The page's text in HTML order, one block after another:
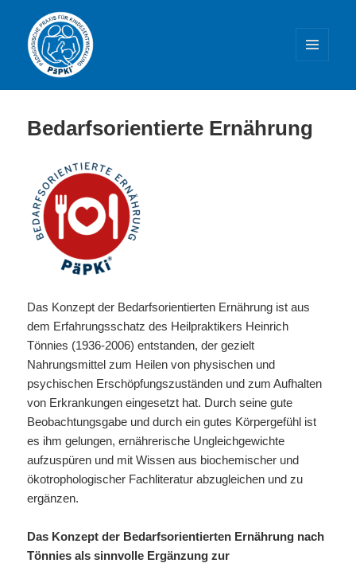
WIDGETS
Bedarfsorientierte Ernährung
Das Konzept der Bedarfsorientierten Ernährung ist aus
dem Erfahrungsschatz des Heilpraktikers Heinrich
Tönnies (1936-2006) entstanden, der gezielt
Nahrungsmittel zum Heilen von physischen und
psychischen Erschöpfungszuständen und zum Aufhalten
von Erkrankungen eingesetzt hat. Durch seine gute
Beobachtungsgabe und durch ein gutes Körpergefühl ist
es ihm gelungen, ernährerische Ungleichgewichte
aufzuspüren und mit Wissen aus biochemischer und
ökotrophologischer Fachliteratur abzugleichen und zu
ergänzen.
Das Konzept der Bedarfsorientierten Ernährung nach
Tönnies als sinnvolle Ergänzung zur